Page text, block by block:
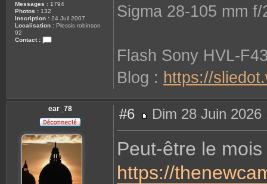
Messages : 1794
Photos : 132
Inscription : 24 Juil 2007
Localisation : Plessis robinson
92
Contact :
e
s
o
p
h
i
e
Sigma 28-105 mm
Flash Sony HVL-
Blog : https://
ear_78 #6
e
Dim 28 Juin 2026
Peut-être le
https://